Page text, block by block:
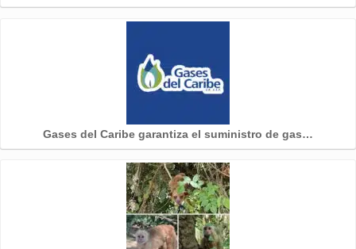
Gases del Caribe garantiza el suministro de gas…